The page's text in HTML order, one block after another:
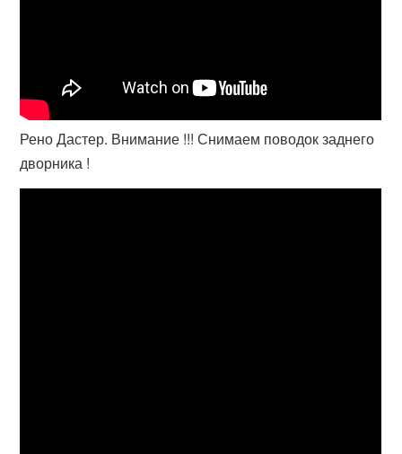
Рено Дастер. Внимание !!! Снимаем поводок заднего
дворника !